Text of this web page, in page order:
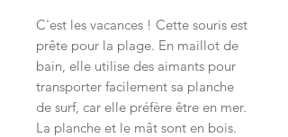
C'est les vacances ! Cette souris est
prête pour la plage. En maillot de
bain, elle utilise des aimants pour
transporter facilement sa planche
de surf, car elle préfère être en mer.
La planche et le mât sont en bois.